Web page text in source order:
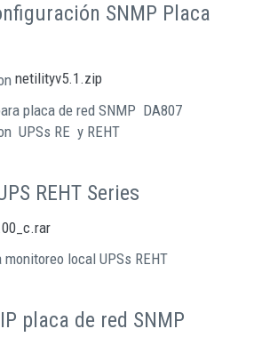
SNMP Placa
netilityv5.1.zip
placa de red SNMP DA807
UPSs RE y REHT
REHT Series
local UPSs REHT
placa de red SNMP